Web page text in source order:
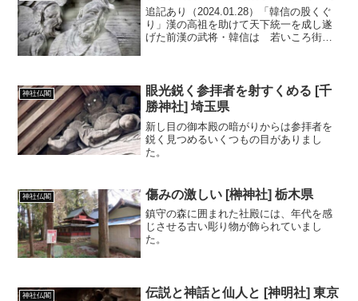
追記あり（2024.01.28）「韓信の股くぐ
り」漢の高祖を助けて天下統一を成し遂
げた前漢の武将・韓信は 若いころ街で
耐え忍ばねばならぬ事のたとえ。
神社仏閣
眼光鋭く参拝者を射すくめる [千
勝神社] 埼玉県
新し目の御本殿の暗がりからは参拝者を
鋭く見つめるいくつもの目がありまし
た。
神社仏閣 傷みの激しい [榊神社] 栃木県
鎮守の森に囲まれた社殿には、年代を感
じさせる古い彫り物が飾られていまし
た。
神社仏閣
伝説と神話と仙人と [神明社] 東京